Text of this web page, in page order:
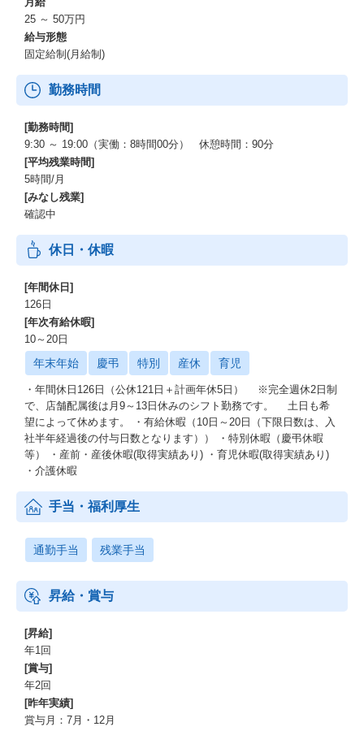
ほけんの窓口 湘南モールフィル店
ほけんの窓口 湘南藤沢オーパ店
ほけんの窓口 茅ヶ崎店
ほけんの窓口 ららぽーと湘南平塚店
埼玉県
ほけんの窓口 コクーンシティ店
ほけんの窓口 大宮店
ほけんの窓口 イオンモール川口店
ほけんの窓口 武蔵浦和店
ほけんの窓口 越谷ツインシティ店
ほけんの窓口 ララガーデン春日部店
ほけんの窓口 イオンタウンふじみ野店
社会人経験が2年未満の候補者について、契約社員での採用を開始
月給（未経験・経験者ともに）：
一律月給23万円を想定（正社員登用後は一律月給25万円に昇給）
試用期間：
6ヶ月
原則下記3項目をクリアできれば正社員登用
1. 入社後2ヶ月間の「ほけんの窓口グループ研修（分室研修）」を
卒業した
2. 必要な保険募集人資格試験をすべて合格した
3. 勤務態度や勤怠に大きな懸念がない
※通常の勤務姿勢であれば問題なし
25 ～ 50万円
給与形態
固定給制(月給制)
勤務時間
[勤務時間]
9:30 ～ 19:00（実働：8時間00分） 休憩時間：90分
[平均残業時間]
5時間/月
[みなし残業]
確認中
休日・休暇
[年間休日]
126日
[年次有給休暇]
10～20日
年末年始 慶弔 特別 産休 育児
・年間休日126日（公休121日＋計画年休5日） ※完全週休2日制
で、店舗配属後は月9～13日休みのシフト勤務です。 土日も希
望によって休めます。 ・有給休暇（10日～20日（下限日数は、入
社半年経過後の付与日数となります）） ・特別休暇（慶弔休暇
等） ・産前・産後休暇(取得実績あり) ・育児休暇(取得実績あり)
・介護休暇
手当・福利厚生
通勤手当 残業手当
昇給・賞与
[昇給]
年1回
[賞与]
年2回
[昨年実績]
賞与月：7月・12月